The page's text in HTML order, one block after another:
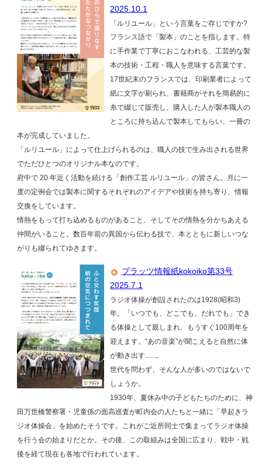
2025.10.1
「ルリユール」という言葉をご存じですか?
フランス語で「製本」のことを指します。特
に手作業で丁寧におこなわれる、工芸的な製
本の技術・工程・職人を意味する言葉です。
17世紀末のフランスでは、印刷業者によって
紙に文字が刷られ、書籍商がそれを簡易的に
糸で綴じて販売し、購入した人が製本職人の
ところに持ち込んで製本してもらい、一冊の
本が完成していました。
「ルリユール」によって仕上げられるのは、職人の技で生み出される世界
でただひとつのオリジナル本なのです。
府中で 20 年近く活動を続ける「創作工芸 ルリユール」の皆さん。月に一
度の定例会では製本に関するそれぞれのアイデアや技術を持ち寄り、情報
交換をしています。
情熱をもって打ち込めるものがあること、そしてその情熱を分かちあえる
仲間がいること。数百年前の異国から伝わる技で、本とともに新しいつな
がりも綴られてゆきます。
プラッツ情報紙kokoiko第33号
2025.7.1
ラジオ体操が創設されたのは1928(昭和3)
年。「いつでも、どこでも、だれでも」でき
る体操として親しまれ、もうすぐ100周年を
迎えます。“あの音楽”が聞こえると自然に体
が動き出す......。
世代を問わず、そんな人が多いのではないで
しょうか。
1930年、夏休み中の子どもたちのために、神
田万世橋警察署・児童係の面高巡査が町内会の人たちと一緒に「早起きラ
ジオ体操会」を始めたそうです。これがご近所同士で集まってラジオ体操
を行う会の始まりだとか。その後、この取組みは全国に広まり、戦中・戦
後を経て現在も各地で行われています。